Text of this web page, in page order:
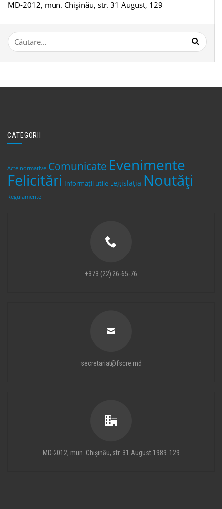
MD-2012, mun. Chișinău, str. 31 August, 129
Caută
după:
CATEGORII
Acte normative Comunicate Evenimente
Felicitări Informații utile Legislaţia Noutăți
Regulamente
+373 (22) 26-65-76
secretariat@fscre.md
MD-2012, mun. Chișinău, str. 31 August 1989, 129